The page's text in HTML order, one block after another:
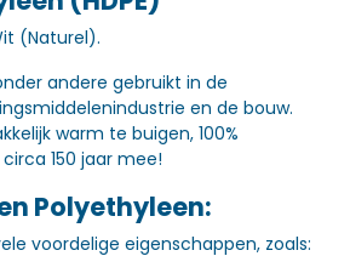
(Naturel).
andere gebruikt in de
en de bouw.
warm te buigen, 100%
150 jaar mee!
Polyethyleen:
voordelige eigenschappen, zoals: